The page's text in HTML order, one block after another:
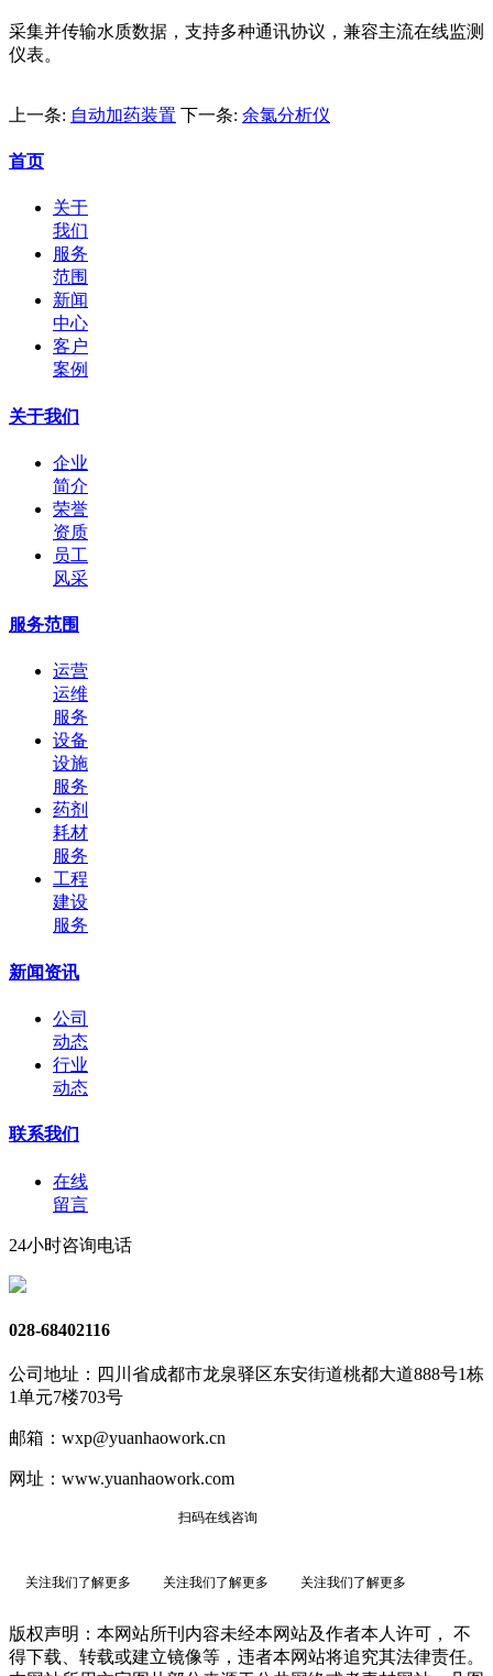
采集并传输水质数据，支持多种通讯协议，兼容主流在线监测
仪表。
上一条: 自动加药装置 下一条: 余氯分析仪
首页
关于
我们
服务
范围
新闻
中心
客户
案例
关于我们
企业
简介
荣誉
资质
员工
风采
服务范围
运营
运维
服务
设备
设施
服务
药剂
耗材
服务
工程
建设
服务
新闻资讯
公司
动态
行业
动态
联系我们
在线
留言
24小时咨询电话
028-68402116
公司地址：四川省成都市龙泉驿区东安街道桃都大道888号1栋
1单元7楼703号
邮箱：wxp@yuanhaowork.cn
网址：www.yuanhaowork.com
扫码在线咨询
关注我们了解更多 关注我们了解更多 关注我们了解更多
版权声明：本网站所刊内容未经本网站及作者本人许可， 不
得下载、转载或建立镜像等，违者本网站将追究其法律责任。